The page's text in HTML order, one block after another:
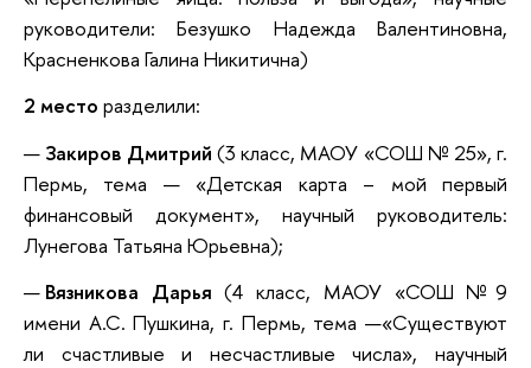
руководители: Безушко Надежда Валентиновна,
Красненкова Галина Никитична)
2 место разделили:
Закиров Дмитрий (3 класс, МАОУ «СОШ № 25», г.
Пермь, тема — «Детская карта – мой первый
финансовый документ», научный руководитель:
Лунегова Татьяна Юрьевна);
Вязникова Дарья (4 класс, МАОУ «СОШ №9
имени А.С. Пушкина, г. Пермь, тема —«Существуют
ли счастливые и несчастливые числа», научный